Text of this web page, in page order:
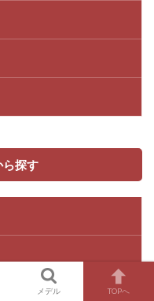
ら探す
メデル TOPへ